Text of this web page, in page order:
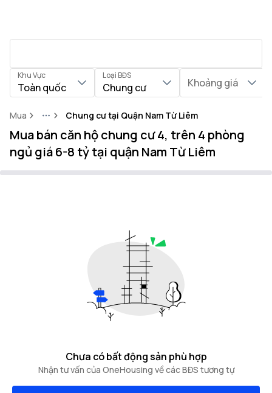
Khu Vực
Toàn quốc
Loại BĐS
Chung cư Khoảng giá
Mua MoreChung cư tại Quận Nam Từ Liêm
Mua bán căn hộ chung cư 4, trên 4 phòng
ngủ giá 6-8 tỷ tại quận Nam Từ Liêm
Chưa có bất động sản phù hợp
Nhận tư vấn của OneHousing về các BĐS tương tự